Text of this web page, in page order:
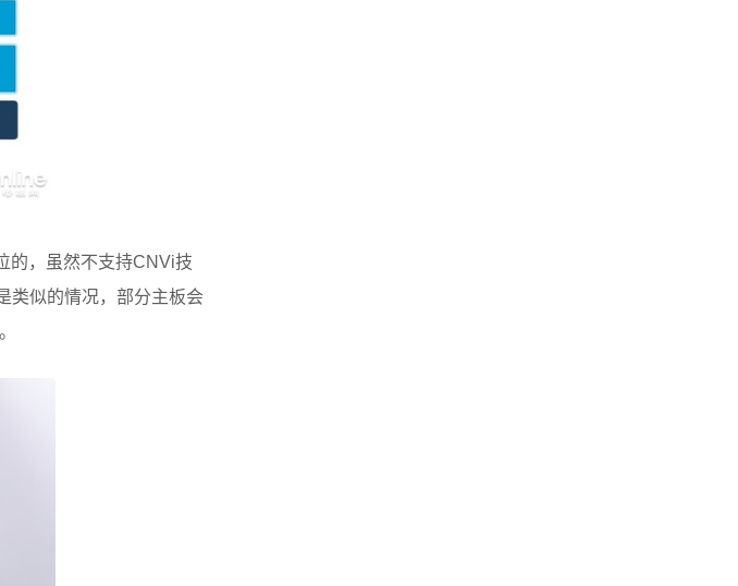
的，虽然不支持CNVi技
类似的情况，部分主板会